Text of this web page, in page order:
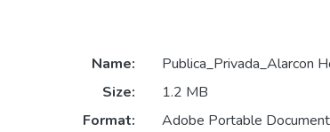
Name:
Publica_Privada_Alarcon
Size:
1.2 MB
Format:
Adobe Portable